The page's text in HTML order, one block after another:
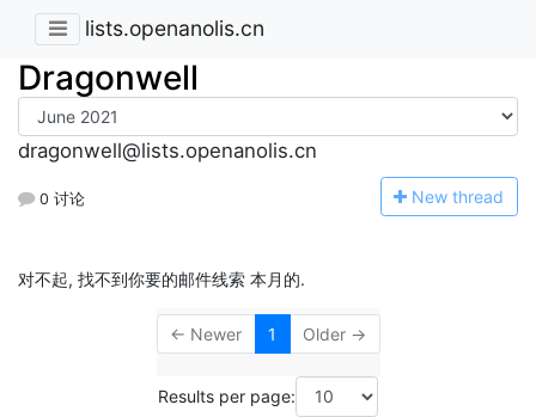
lists.openanolis.cn
Dragonwell
dragonwell@lists.openanolis.cn
0 讨论 New thread
对不起, 找不到你要的邮件线索 本月的.
← Newer 1 Older →
Results per page: